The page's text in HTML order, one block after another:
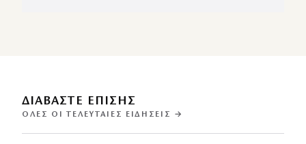
ΔΙΑΒΑΣΤΕ ΕΠΙΣΗΣ
ΌΛΕΣ ΟΙ ΤΕΛΕΥΤΑΊΕΣ ΕΙΔΉΣΕΙΣ →